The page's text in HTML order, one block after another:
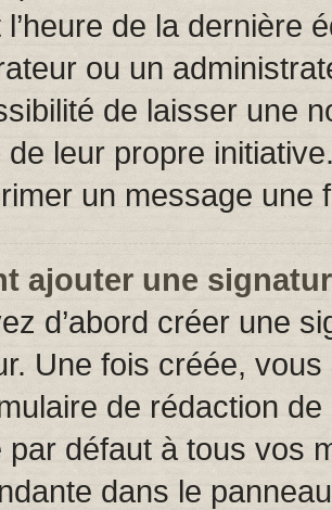
l’heure de la dernière
ou un
de laisser une
de leur propre
un message une
ajouter une
d’abord créer une
Une fois créée,
de rédaction
par défaut à tous vos
dans le